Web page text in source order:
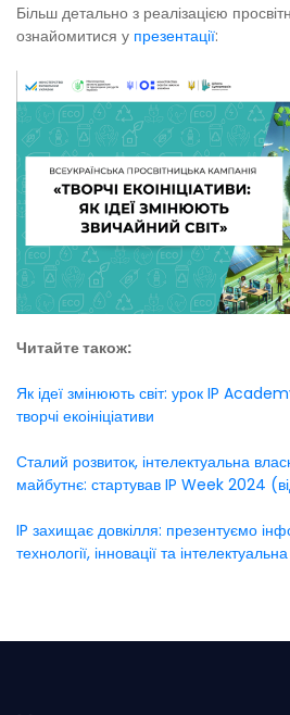
Більш детально з реалізацією
ознайомитися у презентації:
Читайте також:
Як ідеї змінюють світ: урок IP
творчі екоініціативи
Сталий розвиток, інтелектуальна
майбутнє: стартував IP Week 2024
IP захищає довкілля: презентуємо
технології, інновації та